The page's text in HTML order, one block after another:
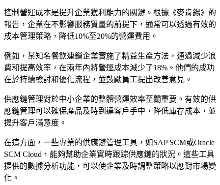
控制營運成本是提升企業獲利能力的關鍵。根據《麥肯錫》的
報告，企業在不影響服務質量的前提下，通常可以透過有效的
成本管理策略，降低10%至20%的營運費用。
例如，某知名餐飲連鎖企業實施了精益生產方法，通過減少浪
費和提高效率，在兩年內將營運成本減少了18%。他們的成功
在於持續檢討和優化流程，並鼓勵員工提出改善意見。
供應鏈管理對於中小企業的整體營運效率至關重要。有效的供
應鏈管理可以確保產品及時到達客戶手中，降低庫存成本，並
提升客戶滿意度。
在這方面，一些專業的供應鏈管理工具，如SAP SCM或Oracle
SCM Cloud，能夠幫助企業實時跟踪供應鏈的狀況。這些工具
提供的數據分析功能，可以使企業及時調整策略以應對市場變
化。